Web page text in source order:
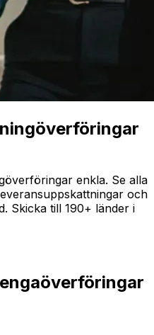
enkla. Se alla
och
Skicka till 190+ länder i